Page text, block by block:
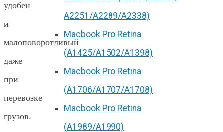
А2251/A2289/A2338)
Macbook Pro Retina
(А1425/A1502/A1398)
Macbook Pro Retina
(А1706/A1707/A1708)
Macbook Pro Retina
(А1989/A1990)
удобен
и
малоповоротливый
даже
при
перевозке
грузов.